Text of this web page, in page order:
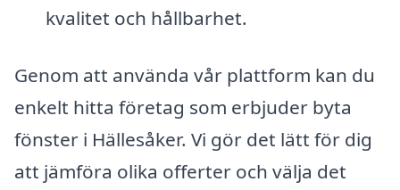
kvalitet och hållbarhet.
Genom att använda vår plattform kan du
enkelt hitta företag som erbjuder byta
fönster i Hällesåker. Vi gör det lätt för dig
att jämföra olika offerter och välja det